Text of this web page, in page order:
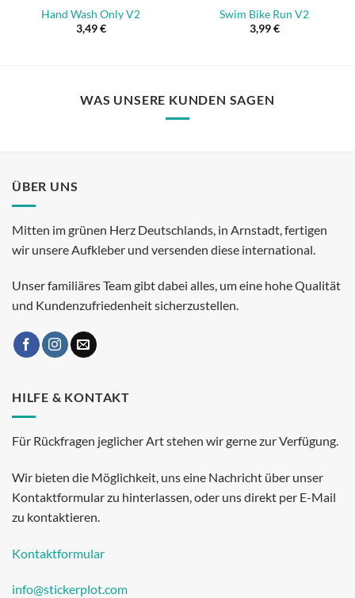
Hand Wash Only V2
3,49€
Swim Bike Run V2
3,99€
WAS UNSERE KUNDEN SAGEN
ÜBER UNS
Mitten im grünen Herz Deutschlands, in Arnstadt, fertigen
wir unsere Aufkleber und versenden diese international.
Unser familiäres Team gibt dabei alles, um eine hohe Qualität
und Kundenzufriedenheit sicherzustellen.
HILFE & KONTAKT
Für Rückfragen jeglicher Art stehen wir gerne zur Verfügung.
Wir bieten die Möglichkeit, uns eine Nachricht über unser
Kontaktformular zu hinterlassen, oder uns direkt per E-Mail
zu kontaktieren.
Kontaktformular
info@stickerplot.com